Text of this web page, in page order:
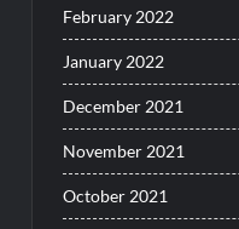
February 2022
January 2022
December 2021
November 2021
October 2021